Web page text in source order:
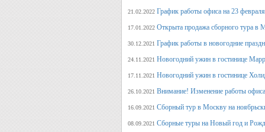
21.02.2022 График работы офиса на 23 февраля
17.01.2022 Открыта продажа сборного тура в
30.12.2021 График работы в новогодние
24.11.2021 Новогодний ужин в гостинице
17.11.2021 Новогодний ужин в гостинице
26.10.2021 Внимание! Изменение работы
16.09.2021 Сборный тур в Москву на
08.09.2021 Сборные туры на Новый год и